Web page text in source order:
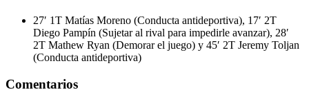
27′ 1T Matías Moreno (Conducta antideportiva), 17′ 2T
Diego Pampín (Sujetar al rival para impedirle avanzar), 28′
2T Mathew Ryan (Demorar el juego) y 45′ 2T Jeremy Toljan
(Conducta antideportiva)
Comentarios